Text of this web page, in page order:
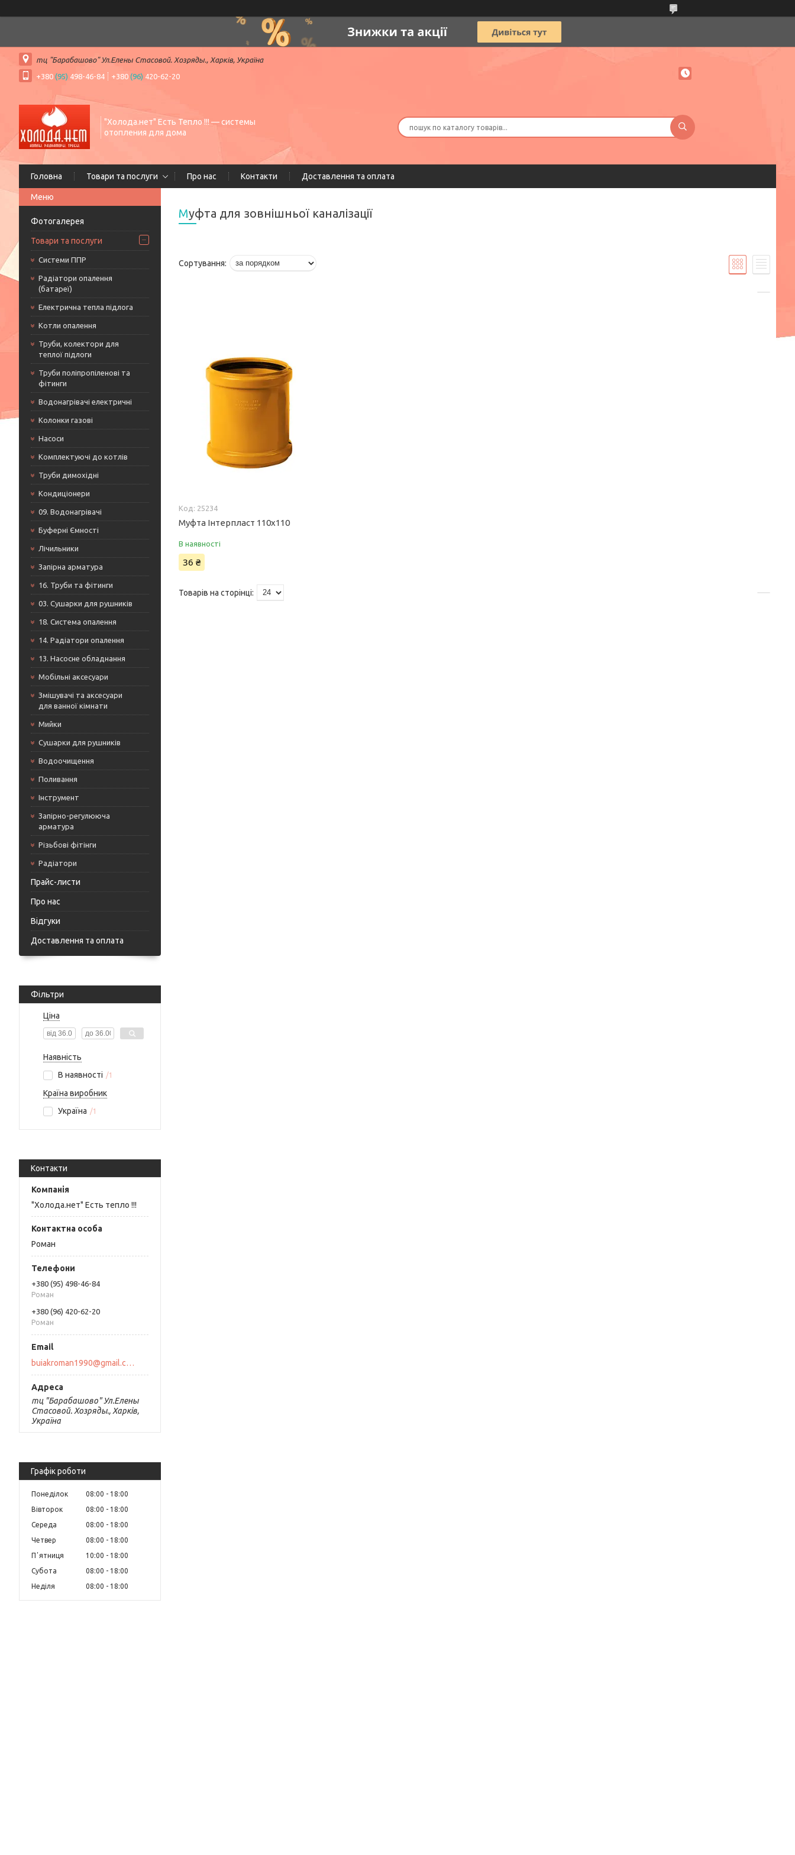
тц "Барабашово" Ул.Елены Стасовой. Хозряды., Харків, Україна
+380 (95) 498-46-84 +380 (96) 420-62-20
"Холода.нет" Есть Тепло !!! — системы
отопления для дома
Головна Товари та послуги Про нас Контакти Доставлення та оплата
Фотогалерея
Товари та послуги
Системи ППР
Радіатори опалення
(батареї)
Електрична тепла підлога
Котли опалення
Труби, колектори для
теплої підлоги
Труби поліпропіленові та
фітинги
Водонагрівачі електричні
Колонки газові
Насоси
Комплектуючі до котлів
Труби димохідні
Кондиціонери
09. Водонагрівачі
Буферні Ємності
Лічильники
Запірна арматура
16. Труби та фітинги
03. Сушарки для рушників
18. Система опалення
14. Радіатори опалення
13. Насосне обладнання
Мобільні аксесуари
Змішувачі та аксесуари
для ванної кімнати
Мийки
Сушарки для рушників
Водоочищення
Поливання
Інструмент
Запірно-регулююча
арматура
Різьбові фітінги
Радіатори
Прайс-листи
Про нас
Відгуки
Доставлення та оплата
Фільтри
Ціна
Наявність
В наявності
1
Країна виробник
Україна
1
Контакти
"Холода.нет" Есть тепло !!!
Роман
+380 (95) 498-46-84
Роман
+380 (96) 420-62-20
Роман
buiakroman1990@gmail.com
тц "Барабашово" Ул.Елены
Стасовой. Хозряды., Харків,
Україна
Графік роботи
Понеділок 08:00
18:00
Вівторок
08:00
18:00
Середа
08:00
18:00
Четвер
08:00
18:00
Пʼятниця
10:00
18:00
Субота
08:00
18:00
Неділя
08:00 18:00
Муфта для зовнішньої каналізації
25234
Муфта Інтерпласт 110х110
В наявності
36 ₴